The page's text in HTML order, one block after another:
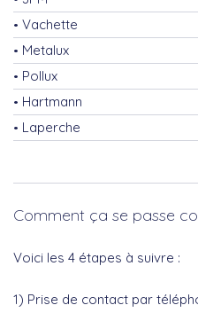
Vachette
Metalux
Pollux
Hartmann
Laperche
Comment ça se passe
Voici les 4 étapes à suivre :
1) Prise de contact par